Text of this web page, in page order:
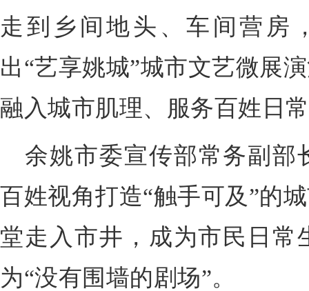
走到乡间地头、车间营房
出“艺享姚城”城市文艺微展
融入城市肌理、服务百姓日
余姚市委宣传部常务副部
百姓视角打造“触手可及”的
堂走入市井，成为市民日常
为“没有围墙的剧场”。